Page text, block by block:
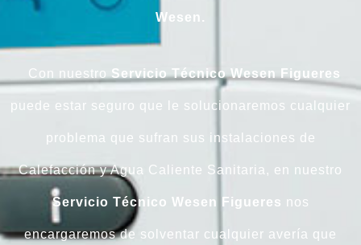
Wesen.
Con nuestro Servicio Técnico Wesen Figueres
puede estar seguro que le solucionaremos cualquier
problema que sufran sus instalaciones de
Calefacción y Agua Caliente Sanitaria, en nuestro
Servicio Técnico Wesen Figueres nos
encargaremos de solventar cualquier avería que